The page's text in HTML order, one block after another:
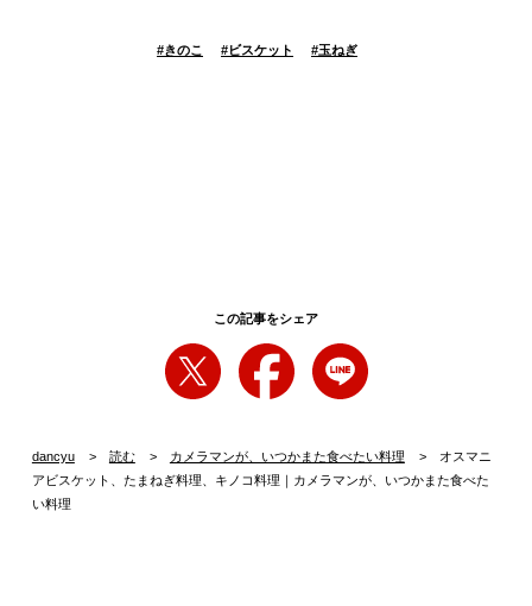
#きのこ #ビスケット #玉ねぎ
この記事をシェア
dancyu 読む カメラマンが、いつかまた食べたい料理
オスマニ
アビスケット、たまねぎ料理、キノコ料理｜カメラマンが、いつかまた食べた
い料理